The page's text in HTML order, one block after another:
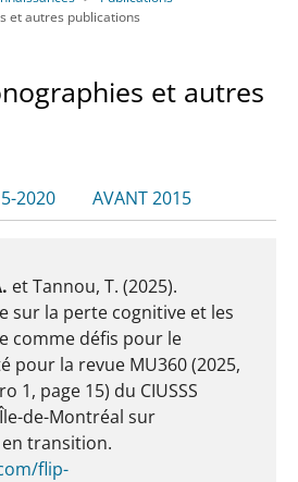
et autres publications
et autres
2020 AVANT 2015
et Tannou, T. (2025).
sur la perte cognitive et les
comme défis pour le
pour la revue MU360 (2025,
1, page 15) du CIUSSS
de-Montréal sur
en transition.
flip-